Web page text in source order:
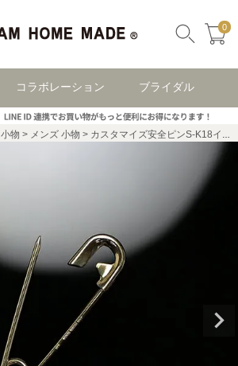
0
コラボレーション ブライダル
小物 メンズ 小物 カスタマイズ安全ピンS-K18イエローゴールド